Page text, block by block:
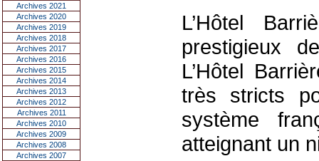
Archives 2021
Archives 2020
Archives 2019
Archives 2018
Archives 2017
Archives 2016
Archives 2015
Archives 2014
Archives 2013
Archives 2012
Archives 2011
Archives 2010
Archives 2009
Archives 2008
Archives 2007
L’Hôtel
prestigieux
L’Hôtel
très stricts
système
atteignant un